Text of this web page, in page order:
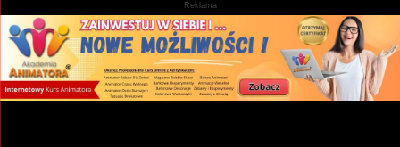
Reklama